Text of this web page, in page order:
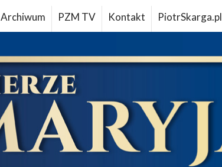
Archiwum PZM TV Kontakt PiotrSkarga.pl